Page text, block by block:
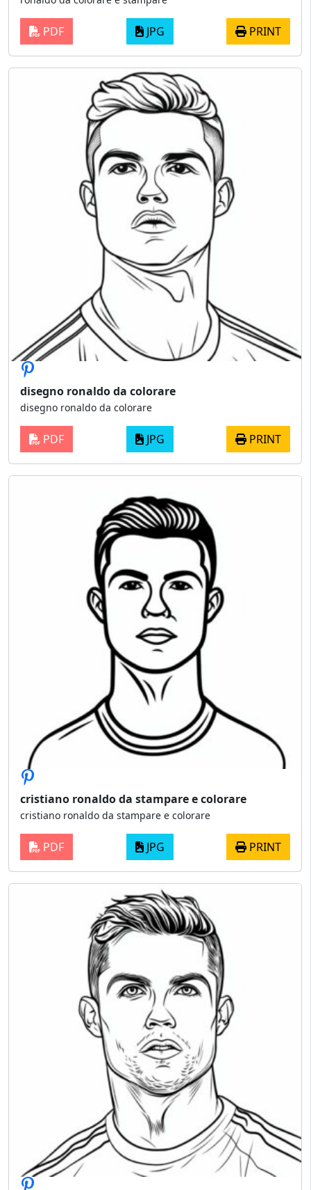
PDF JPG PRINT
disegno ronaldo da colorare
disegno ronaldo da colorare
PDF JPG PRINT
cristiano ronaldo da stampare e colorare
cristiano ronaldo da stampare e colorare
PDF JPG PRINT